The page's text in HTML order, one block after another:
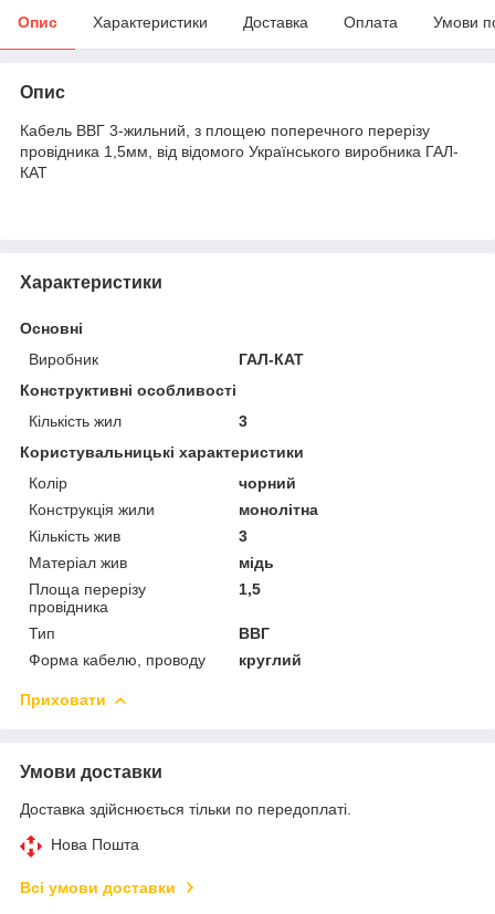
Опис Характеристики Доставка Оплата Умови
Опис
Кабель ВВГ 3-жильний, з площею поперечного перерізу
провідника 1,5мм, від відомого Українського виробника ГАЛ-
КАТ
Характеристики
Основні
Виробник
ГАЛ-КАТ
Конструктивні особливості
Кількість жил
3
Користувальницькі характеристики
Колір
чорний
Конструкція жили
монолітна
Кількість жив
3
Матеріал жив
мідь
Площа перерізу
провідника
1,5
Тип
ВВГ
Форма кабелю, проводу
круглий
Приховати
Умови доставки
Доставка здійснюється тільки по передоплаті.
Нова Пошта
Всі умови доставки